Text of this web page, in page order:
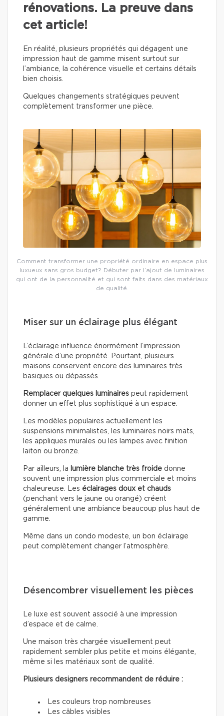
rénovations. La preuve dans
cet article!
En réalité, plusieurs propriétés qui dégagent une
impression haut de gamme misent surtout sur
l’ambiance, la cohérence visuelle et certains détails
bien choisis.
Quelques changements stratégiques peuvent
complètement transformer une pièce.
Comment transformer une propriété ordinaire en espace plus
luxueux sans gros budget? Débuter par l’ajout de luminaires
qui ont de la personnalité et qui sont faits dans des matériaux
de qualité.
Miser sur un éclairage plus élégant
L’éclairage influence énormément l’impression
générale d’une propriété. Pourtant, plusieurs
maisons conservent encore des luminaires très
basiques ou dépassés.
Remplacer quelques luminaires peut rapidement
donner un effet plus sophistiqué à un espace.
Les modèles populaires actuellement les
suspensions minimalistes, les luminaires noirs mats,
les appliques murales ou les lampes avec finition
laiton ou bronze.
Par ailleurs, la lumière blanche très froide donne
souvent une impression plus commerciale et moins
chaleureuse. Les éclairages doux et chauds
(penchant vers le jaune ou orangé) créent
généralement une ambiance beaucoup plus haut de
gamme.
Même dans un condo modeste, un bon éclairage
peut complètement changer l’atmosphère.
Désencombrer visuellement les pièces
Le luxe est souvent associé à une impression
d’espace et de calme.
Une maison très chargée visuellement peut
rapidement sembler plus petite et moins élégante,
même si les matériaux sont de qualité.
Plusieurs designers recommandent de réduire :
Les couleurs trop nombreuses
Les câbles visibles